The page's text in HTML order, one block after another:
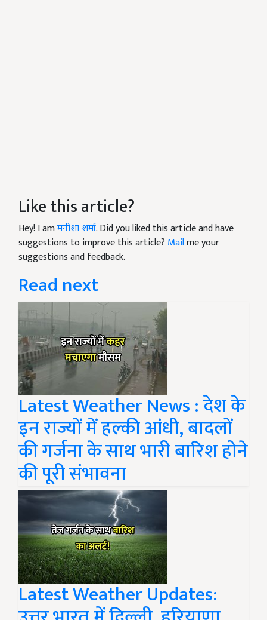
Like this article?
Hey! I amमनीशा शर्मा. Did you liked this article and have
suggestions to improve this article? Mailme your
suggestions and feedback.
Read next
Latest Weather News : देश के
इन राज्यों में हल्की आंधी, बादलों
की गर्जना के साथ भारी बारिश होने
की पूरी संभावना
Latest Weather Updates: